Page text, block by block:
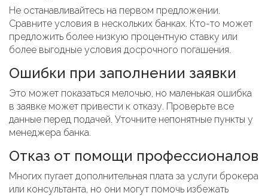
Не останавливайтесь на первом предложении.
Сравните условия в нескольких банках. Кто-то может
предложить более низкую процентную ставку или
более выгодные условия досрочного погашения.
Ошибки при заполнении заявки
Это может показаться мелочью, но маленькая ошибка
в заявке может привести к отказу. Проверьте все
данные перед подачей. Уточните непонятные пункты у
менеджера банка.
Отказ от помощи профессионалов
Многих пугает дополнительная плата за услуги брокера
или консультанта, но они могут помочь избежать